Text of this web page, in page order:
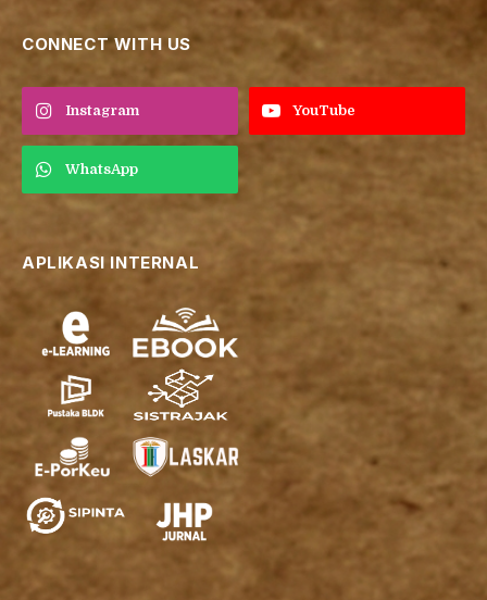
CONNECT WITH US
Instagram YouTube
WhatsApp
APLIKASI INTERNAL